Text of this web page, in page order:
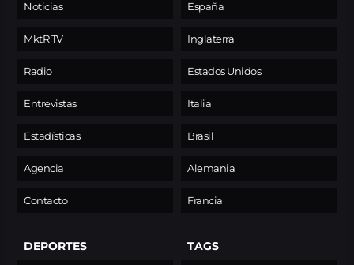
Noticias
MktR TV
Radio
Entrevistas
Estadísticas
Agencia
Contacto
España
Inglaterra
Estados Unidos
Italia
Brasil
Alemania
Francia
DEPORTES TAGS